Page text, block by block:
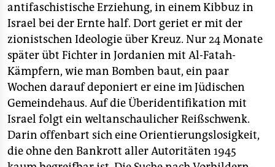
antifaschistische Erziehung, in einem Kibbuz in
Israel bei der Ernte half. Dort geriet er mit der
zionistschen Ideologie über Kreuz. Nur 24 Monate
später übt Fichter in Jordanien mit Al-Fatah-
Kämpfern, wie man Bomben baut, ein paar
Wochen darauf deponiert er eine im Jüdischen
Gemeindehaus. Auf die Überidentifikation mit
Israel folgt ein weltanschaulicher Reißschwenk.
Darin offenbart sich eine Orientierungslosigkeit,
die ohne den Bankrott aller Autoritäten 1945